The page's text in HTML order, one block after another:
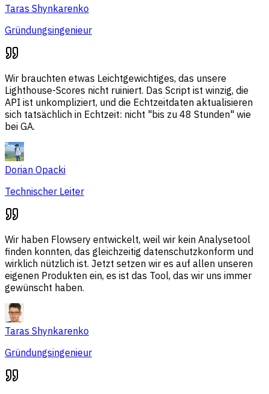
Taras Shynkarenko
Gründungsingenieur
Wir brauchten etwas Leichtgewichtiges, das unsere
Lighthouse-Scores nicht ruiniert. Das Script ist winzig, die
API ist unkompliziert, und die Echtzeitdaten aktualisieren
sich tatsächlich in Echtzeit: nicht "bis zu 48 Stunden" wie
bei GA.
Dorian Opacki
Technischer Leiter
Wir haben Flowsery entwickelt, weil wir kein Analysetool
finden konnten, das gleichzeitig datenschutzkonform und
wirklich nützlich ist. Jetzt setzen wir es auf allen unseren
eigenen Produkten ein, es ist das Tool, das wir uns immer
gewünscht haben.
Taras Shynkarenko
Gründungsingenieur